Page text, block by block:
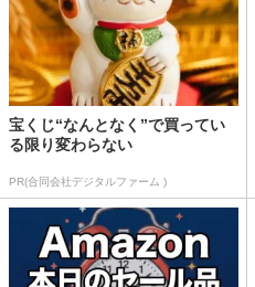
宝くじ“なんとなく”で買ってい
る限り変わらない
PR(合同会社デジタルファーム )